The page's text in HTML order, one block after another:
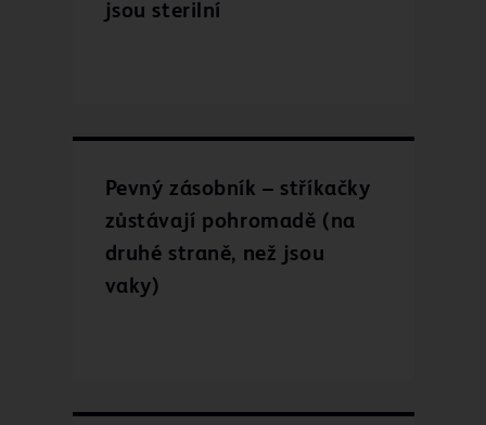
jsou sterilní
Pevný zásobník – stříkačky
zůstávají pohromadě (na
druhé straně, než jsou
vaky)